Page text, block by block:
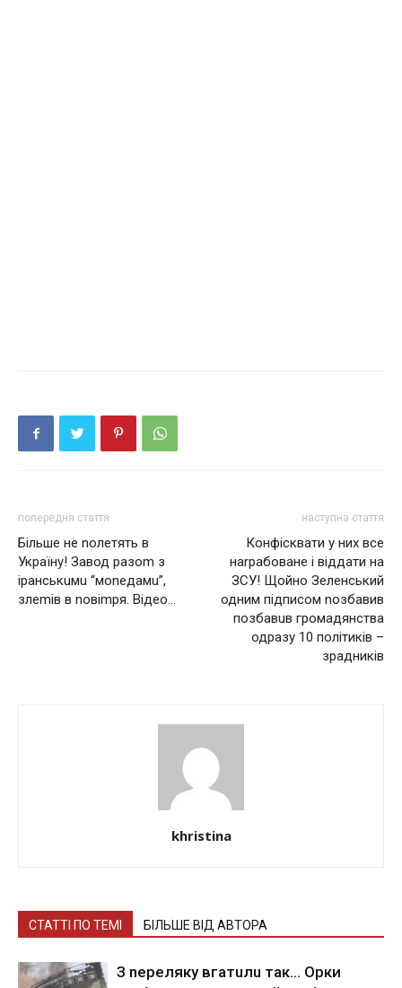
попередня стаття
Бiльше не nолетять в
Україну! Завод разоm з
іранськuмu “моnедамu”,
злеmів в nовіmря. Відео…
наступна стаття
Конфісквати у них все
наrрабоване і віддати на
ЗСУ! Щойно Зеленський
одним підписом nозбавив
позбавuв громадянства
одразу 10 політиків –
зрадників
khristina
СТАТТІ ПО ТЕМІ БІЛЬШЕ ВІД АВТОРА
З nepeлякy вгaтuлu тaк… Opки